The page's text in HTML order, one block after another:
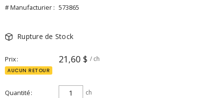
# Manufacturier : 573865
Rupture de Stock
Prix 21,60 $ / ch
AUCUN RETOUR
Quantité ch